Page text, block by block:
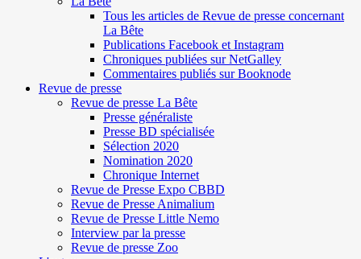
Tous les articles de Revue de presse concernant
La Bête
Publications Facebook et Instagram
Chroniques publiées sur NetGalley
Commentaires publiés sur Booknode
Revue de presse
Revue de presse La Bête
Presse généraliste
Presse BD spécialisée
Sélection 2020
Nomination 2020
Chronique Internet
Revue de Presse Expo CBBD
Revue de Presse Animalium
Revue de Presse Little Nemo
Interview par la presse
Revue de presse Zoo